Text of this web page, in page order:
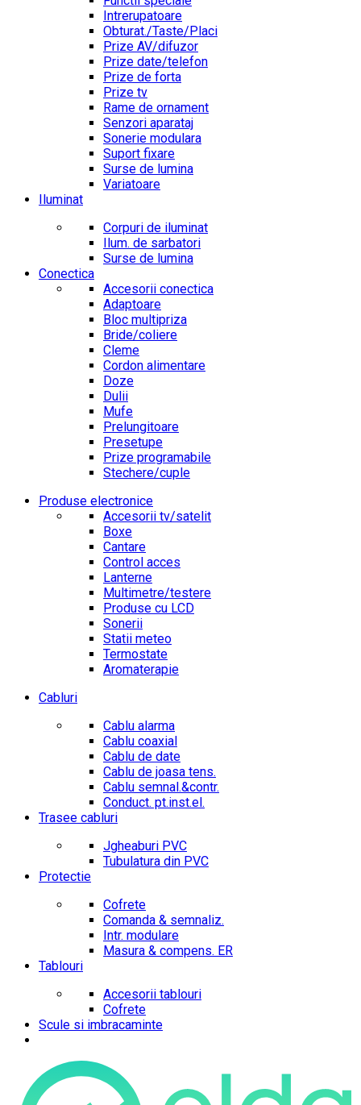
Intrerupatoare
Obturat./Taste/Placi
Prize AV/difuzor
Prize date/telefon
Prize de forta
Prize tv
Rame de ornament
Senzori aparataj
Sonerie modulara
Suport fixare
Surse de lumina
Variatoare
Iluminat
Corpuri de iluminat
Ilum. de sarbatori
Surse de lumina
Conectica
Accesorii conectica
Adaptoare
Bloc multipriza
Bride/coliere
Cleme
Cordon alimentare
Doze
Dulii
Mufe
Prelungitoare
Presetupe
Prize programabile
Stechere/cuple
Produse electronice
Accesorii tv/satelit
Boxe
Cantare
Control acces
Lanterne
Multimetre/testere
Produse cu LCD
Sonerii
Statii meteo
Termostate
Aromaterapie
Cabluri
Cablu alarma
Cablu coaxial
Cablu de date
Cablu de joasa tens.
Cablu semnal.&contr.
Conduct. pt.inst.el.
Trasee cabluri
Jgheaburi PVC
Tubulatura din PVC
Protectie
Cofrete
Comanda & semnaliz.
Intr. modulare
Masura & compens. ER
Tablouri
Accesorii tablouri
Cofrete
Scule si imbracaminte